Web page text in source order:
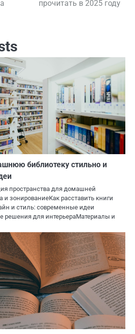
прочитать в 2025 году
библиотеку стильно и
пространства для домашней
и зонированиеКак расставить книги
и стиль: современные идеи
решения для интерьераМатериалы и